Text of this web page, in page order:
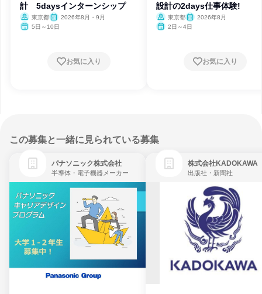
計 5daysインターンシップ
東京都
2026年8月・9月
5日～10日
お気に入り
設計の2days仕事体験!
東京都
2026年8月
2日～4日
お気に入り
この募集と一緒に見られている募集
パナソニック株式会社
半導体・電子機器メーカー
株式会社KADOKAWA
出版社・新聞社